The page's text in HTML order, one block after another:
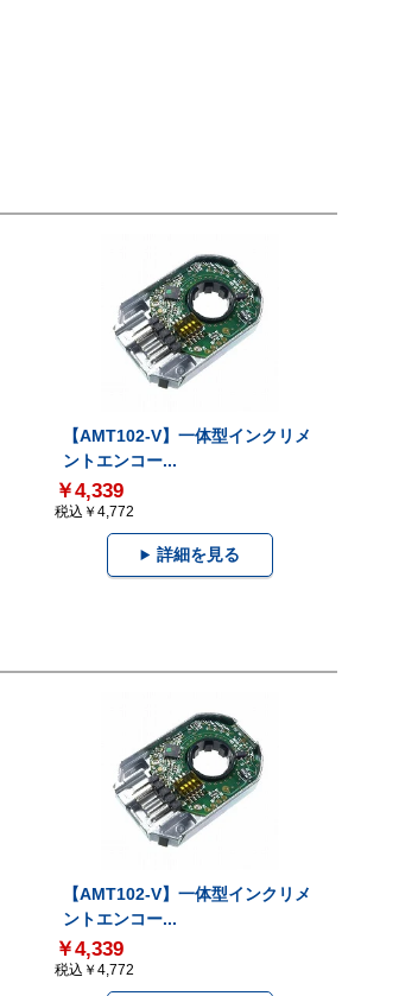
【AMT102-V】一体型インクリメ
ントエンコー...
￥4,339
税込￥4,772
詳細を見る
【AMT102-V】一体型インクリメ
ントエンコー...
￥4,339
税込￥4,772